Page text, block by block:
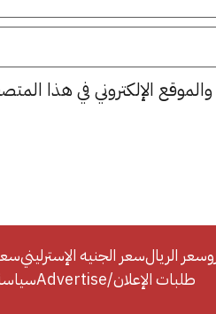
الإلكتروني في هذا
سعر الريالسعر الجنيه الإسترليني
طلبات الإعلان/Advertise